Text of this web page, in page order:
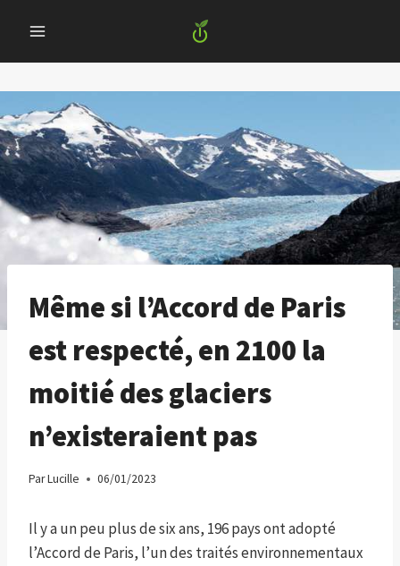
content
Même si l’Accord de Paris
est respecté, en 2100 la
moitié des glaciers
n’existeraient pas
ParLucille 06/01/2023
Il y a un peu plus de six ans, 196 pays ont adopté
l’Accord de Paris, l’un des traités environnementaux